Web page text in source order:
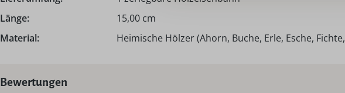
Länge:
15,00 cm
Material:
Heimische Hölzer (Ahorn, Buche, Erle, Esche,
Bewertungen